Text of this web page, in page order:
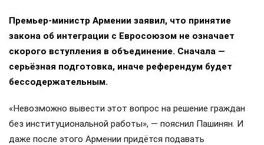
Премьер-министр Армении заявил, что принятие
закона об интеграции с Евросоюзом не означает
скорого вступления в объединение. Сначала —
серьёзная подготовка, иначе референдум будет
бессодержательным.
«Невозможно вывести этот вопрос на решение граждан
без институциональной работы», — пояснил Пашинян. И
даже после этого Армении придётся подавать